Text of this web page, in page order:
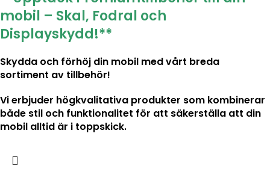
mobil – Skal, Fodral och
Displayskydd!**
Skydda och förhöj din mobil med vårt breda
sortiment av tillbehör!
Vi erbjuder högkvalitativa produkter som kombinerar
både stil och funktionalitet för att säkerställa att din
mobil alltid är i toppskick.